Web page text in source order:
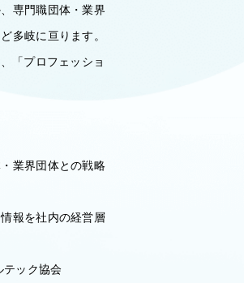
専門職団体・業界
多岐に亘ります。
「プロフェッショ
業界団体との戦略
報を社内の経営層
ック協会